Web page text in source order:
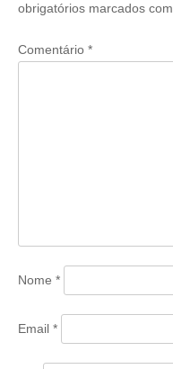
obrigatórios marcados com
Comentário *
Nome *
Email *